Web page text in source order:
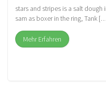
stars and stripes is a salt dough
sam as boxer in the ring, Tank
Mehr Erfahren